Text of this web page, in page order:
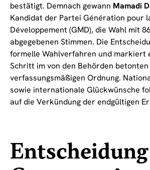
bestätigt. Demnach gewann Mamadi
Kandidat der Partei Génération pour
Développement (GMD), die Wahl mit
abgegebenen Stimmen. Die
formelle Wahlverfahren und markiert
Schritt im von den Behörden
verfassungsmäßigen Ordnung.
sowie internationale Glückwünsche
auf die Verkündung der endgültigen